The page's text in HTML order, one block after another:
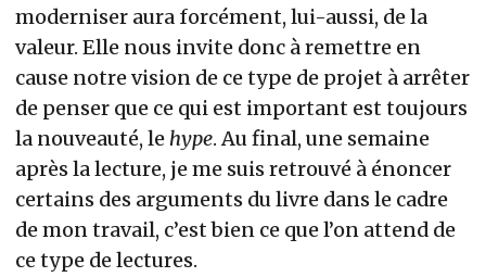
moderniser aura forcément, lui-aussi, de la
valeur. Elle nous invite donc à remettre en
cause notre vision de ce type de projet à arrêter
de penser que ce qui est important est toujours
la nouveauté, lehype. Au final, une semaine
après la lecture, je me suis retrouvé à énoncer
certains des arguments du livre dans le cadre
de mon travail, c’est bien ce que l’on attend de
ce type de lectures.